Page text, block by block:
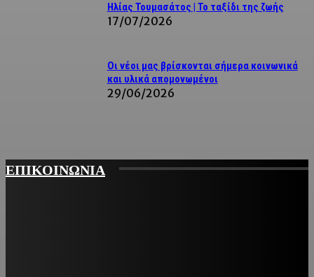
Ηλίας Τουμασάτος | Το ταξίδι της ζωής
17/07/2026
Οι νέοι μας βρίσκονται σήμερα κοινωνικά
και υλικά απομονωμένοι
29/06/2026
ΕΠΙΚΟΙΝΩΝΙΑ